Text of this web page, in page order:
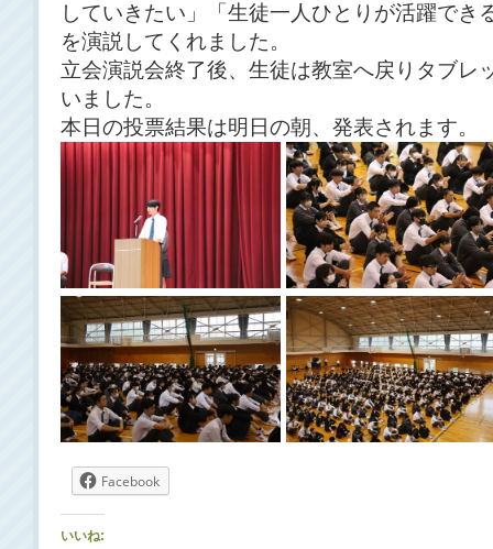
していきたい」「生徒一人ひとりが活躍でき
を演説してくれました。
立会演説会終了後、生徒は教室へ戻りタブレ
いました。
本日の投票結果は明日の朝、発表されます。
Facebook
いいね: